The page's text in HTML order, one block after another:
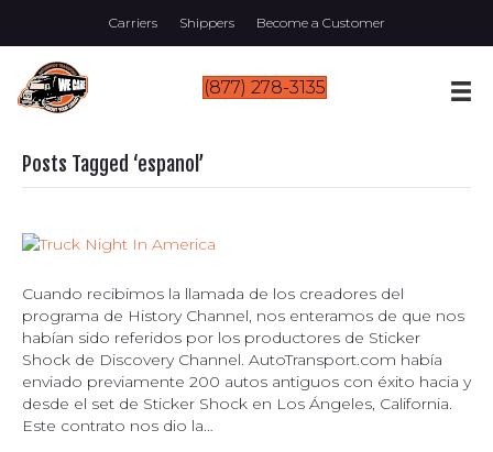
Carriers Shippers Become a Customer
(877) 278-3135
Posts Tagged ‘espanol’
Cuando recibimos la llamada de los creadores del
programa de History Channel, nos enteramos de que nos
habían sido referidos por los productores de Sticker
Shock de Discovery Channel. AutoTransport.com había
enviado previamente 200 autos antiguos con éxito hacia y
desde el set de Sticker Shock en Los Ángeles, California.
Este contrato nos dio la…